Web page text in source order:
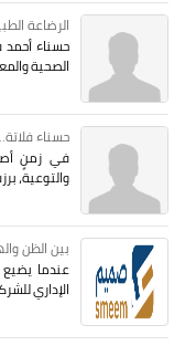
الرضاعة
حسناء أحمد
الصحية
حسناء
في زمنٍ
والتوعية،
بين الظن
عندما
الإداري